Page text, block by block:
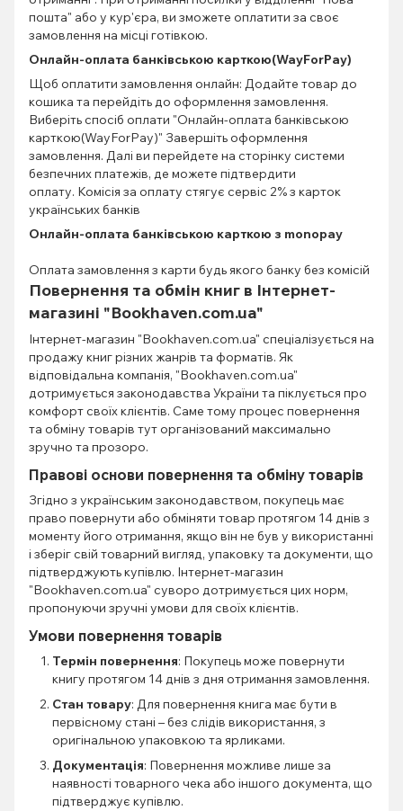
пошта" або у кур'єра, ви зможете оплатити за своє
замовлення на місці готівкою.
Онлайн-оплата банківською карткою(WayForPay)
Щоб оплатити замовлення онлайн: Додайте товар до
кошика та перейдіть до оформлення замовлення.
Виберіть спосіб оплати "Онлайн-оплата банківською
карткою(WayForPay)" Завершіть оформлення
замовлення. Далі ви перейдете на сторінку системи
безпечних платежів, де можете підтвердити
оплату. Комісія за оплату стягує сервіс 2% з карток
українських банків
Онлайн-оплата банківською карткою з monopay
Оплата замовлення з карти будь якого банку без комісій
Повернення та обмін книг в Інтернет-
магазині "Bookhaven.com.ua"
Інтернет-магазин "Bookhaven.com.ua" спеціалізується на
продажу книг різних жанрів та форматів. Як
відповідальна компанія, "Bookhaven.com.ua"
дотримується законодавства України та піклується про
комфорт своїх клієнтів. Саме тому процес повернення
та обміну товарів тут організований максимально
зручно та прозоро.
Правові основи повернення та обміну товарів
Згідно з українським законодавством, покупець має
право повернути або обміняти товар протягом 14 днів з
моменту його отримання, якщо він не був у використанні
і зберіг свій товарний вигляд, упаковку та документи, що
підтверджують купівлю. Інтернет-магазин
"Bookhaven.com.ua" суворо дотримується цих норм,
пропонуючи зручні умови для своїх клієнтів.
Умови повернення товарів
Термін повернення: Покупець може повернути
книгу протягом 14 днів з дня отримання замовлення.
Стан товару: Для повернення книга має бути в
первісному стані – без слідів використання, з
оригінальною упаковкою та ярликами.
Документація: Повернення можливе лише за
наявності товарного чека або іншого документа, що
підтверджує купівлю.